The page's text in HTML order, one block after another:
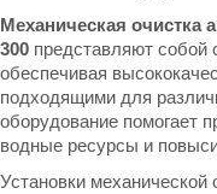
Механическая очистка
300 представляют собой
обеспечивая
подходящими для
оборудование помогает
водные ресурсы и
Установки